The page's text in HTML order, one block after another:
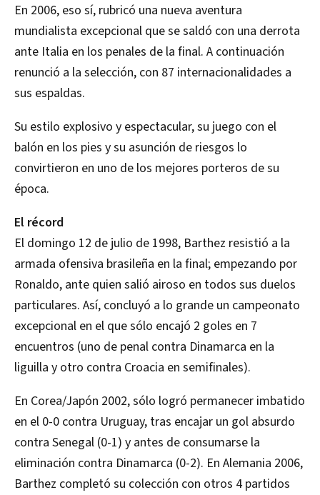
En 2006, eso sí, rubricó una nueva aventura
mundialista excepcional que se saldó con una derrota
ante Italia en los penales de la final. A continuación
renunció a la selección, con 87 internacionalidades a
sus espaldas.
Su estilo explosivo y espectacular, su juego con el
balón en los pies y su asunción de riesgos lo
convirtieron en uno de los mejores porteros de su
época.
El récord
El domingo 12 de julio de 1998, Barthez resistió a la
armada ofensiva brasileña en la final; empezando por
Ronaldo, ante quien salió airoso en todos sus duelos
particulares. Así, concluyó a lo grande un campeonato
excepcional en el que sólo encajó 2 goles en 7
encuentros (uno de penal contra Dinamarca en la
liguilla y otro contra Croacia en semifinales).
En Corea/Japón 2002, sólo logró permanecer imbatido
en el 0-0 contra Uruguay, tras encajar un gol absurdo
contra Senegal (0-1) y antes de consumarse la
eliminación contra Dinamarca (0-2). En Alemania 2006,
Barthez completó su colección con otros 4 partidos